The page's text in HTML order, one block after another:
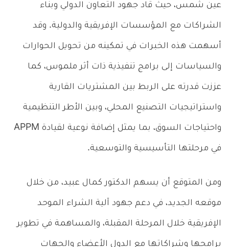
عين شمس، حيث قاد جهود التعاون الدولي وبناء
الشراكات مع المؤسسات الإفريقية والدولية. وقد
أسهمت هذه الخبرات في تمكينه من تحويل الحوارات
والسياسات إلى برامج تنفيذية ذات أثر ملموس، كما
عززت قدرته على الربط بين المشتريات القارية
واستراتيجيات التصنيع المحلي، وبين الأطر التنظيمية
واحتياجات السوق، بما يمثل إضافة نوعية لقيادة APPM
في مرحلتها التأسيسية والتوسعية.
ومن المتوقع أن يسهم الدكتور كمال عبيد، من خلال
موقعه الجديد، في دعم جهود آلية الشراء الموحد
الإفريقية خلال المرحلة المقبلة، والمساهمة في تطوير
برامجها وشراكاتها مع الدول الأعضاء والجهات